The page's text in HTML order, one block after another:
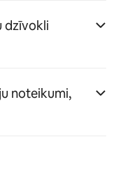
dzīvokli
noteikumi,